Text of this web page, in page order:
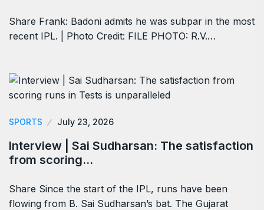
Share Frank: Badoni admits he was subpar in the most
recent IPL. | Photo Credit: FILE PHOTO: R.V.…
SPORTS July 23, 2026
Interview | Sai Sudharsan: The satisfaction
from scoring…
Share Since the start of the IPL, runs have been
flowing from B. Sai Sudharsan’s bat. The Gujarat